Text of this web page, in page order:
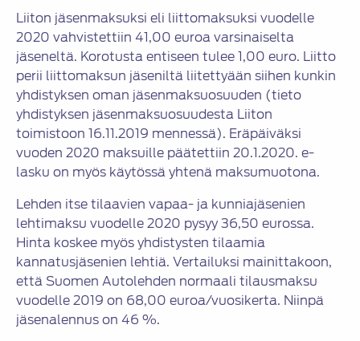
Liiton jäsenmaksuksi eli liittomaksuksi vuodelle
2020 vahvistettiin 41,00 euroa varsinaiselta
jäseneltä. Korotusta entiseen tulee 1,00 euro. Liitto
perii liittomaksun jäseniltä liitettyään siihen kunkin
yhdistyksen oman jäsenmaksuosuuden (tieto
yhdistyksen jäsenmaksuosuudesta Liiton
toimistoon 16.11.2019 mennessä). Eräpäiväksi
vuoden 2020 maksuille päätettiin 20.1.2020. e-
lasku on myös käytössä yhtenä maksumuotona.
Lehden itse tilaavien vapaa- ja kunniajäsenien
lehtimaksu vuodelle 2020 pysyy 36,50 eurossa.
Hinta koskee myös yhdistysten tilaamia
kannatusjäsenien lehtiä. Vertailuksi mainittakoon,
että Suomen Autolehden normaali tilausmaksu
vuodelle 2019 on 68,00 euroa/vuosikerta. Niinpä
jäsenalennus on 46 %.